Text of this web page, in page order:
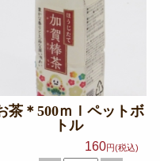
茶＊500ｍｌペットボ
トル
160円(税込)